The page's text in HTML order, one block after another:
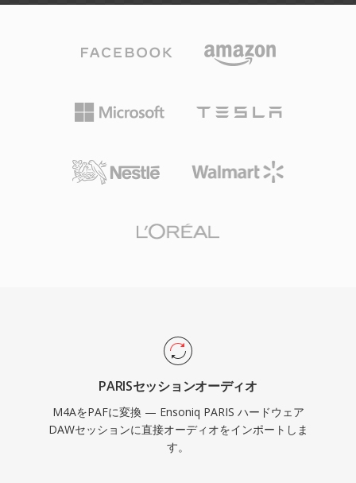
PARISセッションオーディオ
M4AをPAFに変換 — Ensoniq PARIS ハードウェア
DAWセッションに直接オーディオをインポートしま
す。